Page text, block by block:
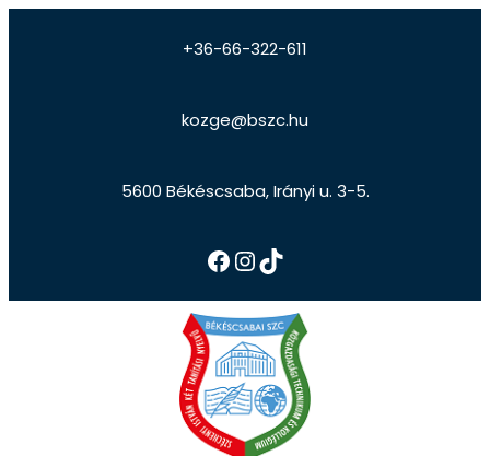
+36-66-322-611
kozge@bszc.hu
5600 Békéscsaba, Irányi u. 3-5.